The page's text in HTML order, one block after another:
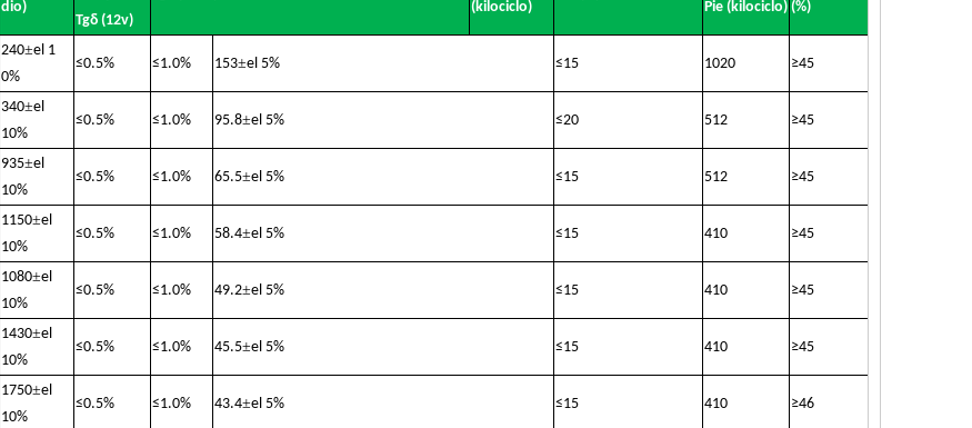
dio)
Tgδ (12v)
(kilociclo)
Pie (kilociclo) (%)
240±el 1
0%
≤0.5% ≤1.0% 153±el 5% ≤15 1020 ≥45
340±el
10%
≤0.5% ≤1.0% 95.8±el 5% ≤20 512 ≥45
935±el
10%
≤0.5% ≤1.0% 65.5±el 5% ≤15 512 ≥45
1150±el
10%
≤0.5% ≤1.0% 58.4±el 5% ≤15 410 ≥45
1080±el
10%
≤0.5% ≤1.0% 49.2±el 5% ≤15 410 ≥45
1430±el
10%
≤0.5% ≤1.0% 45.5±el 5% ≤15 410 ≥45
1750±el
10%
≤0.5% ≤1.0% 43.4±el 5% ≤15 410 ≥46